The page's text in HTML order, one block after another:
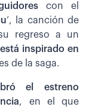
con el
’, la canción de
regreso a un
está inspirado en
de la saga.
el estreno
, en el que